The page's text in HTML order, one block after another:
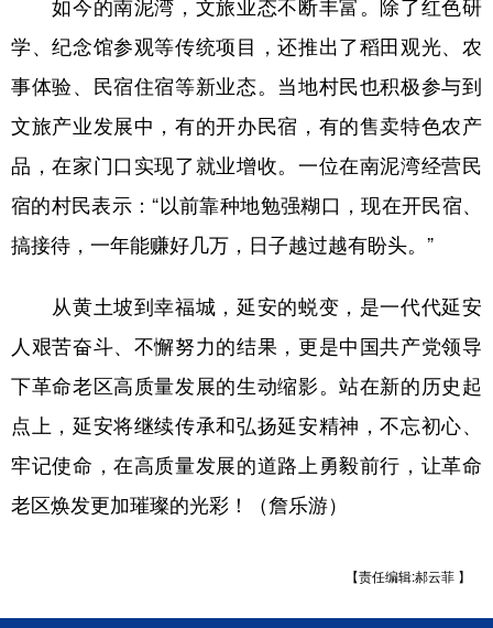
如今的南泥湾，文旅业态不断丰富。除了红色研
学、纪念馆参观等传统项目，还推出了稻田观光、农
事体验、民宿住宿等新业态。当地村民也积极参与到
文旅产业发展中，有的开办民宿，有的售卖特色农产
品，在家门口实现了就业增收。一位在南泥湾经营民
宿的村民表示：“以前靠种地勉强糊口，现在开民宿、
搞接待，一年能赚好几万，日子越过越有盼头。”
从黄土坡到幸福城，延安的蜕变，是一代代延安
人艰苦奋斗、不懈努力的结果，更是中国共产党领导
下革命老区高质量发展的生动缩影。站在新的历史起
点上，延安将继续传承和弘扬延安精神，不忘初心、
牢记使命，在高质量发展的道路上勇毅前行，让革命
老区焕发更加璀璨的光彩！（詹乐游）
【责任编辑:郝云菲 】